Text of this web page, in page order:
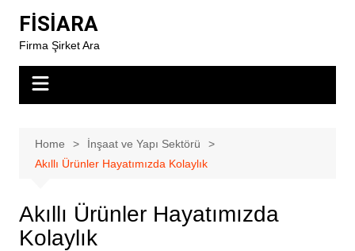
content
FİSİARA
Firma Şirket Ara
Home
İnşaat ve Yapı Sektörü
Akıllı Ürünler Hayatımızda Kolaylık
Akıllı Ürünler Hayatımızda
Kolaylık